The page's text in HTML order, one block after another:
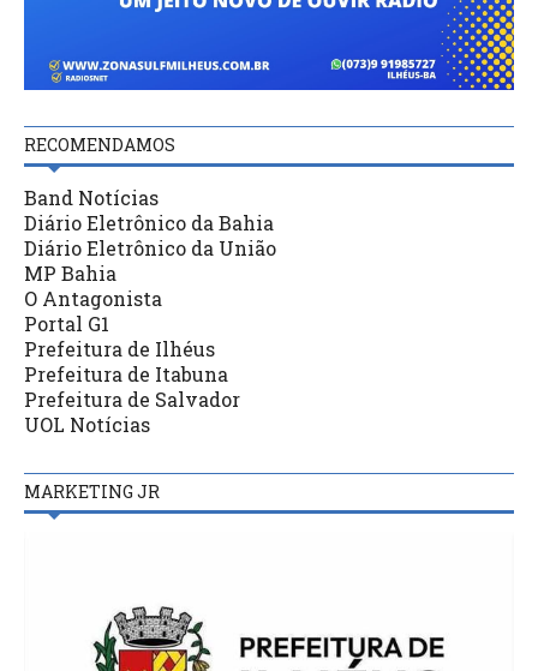
RECOMENDAMOS
Band Notícias
Diário Eletrônico da Bahia
Diário Eletrônico da União
MP Bahia
O Antagonista
Portal G1
Prefeitura de Ilhéus
Prefeitura de Itabuna
Prefeitura de Salvador
UOL Notícias
MARKETING JR